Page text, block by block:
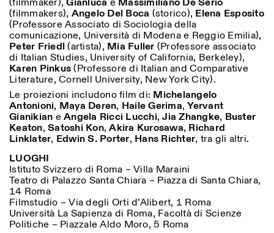
(filmmaker),Gianluca e Massimiliano De Serio
(filmmakers), Angelo Del Boca (storico), Elena Esposito
(Professore Associato di Sociologia della
comunicazione, Università di Modena e Reggio Emilia),
Peter Friedl(artista), Mia Fuller (Professore associato
di Italian Studies, University of California, Berkeley),
Karen Pinkus(Professore di Italian and Comparative
Literature, Cornell University, New York City).
Le proiezioni includono film di: Michelangelo
Antonioni, Maya Deren, Haile Gerima,Yervant
Gianikian e Angela Ricci Lucchi,Jia Zhangke, Buster
Keaton, Satoshi Kon,Akira Kurosawa, Richard
Linklater, Edwin S. Porter, Hans Richter, tra gli altri.
LUOGHI
Istituto Svizzero di Roma – Villa Maraini
Teatro di Palazzo Santa Chiara – Piazza di Santa Chiara,
14 Roma
Filmstudio – Via degli Orti d’Alibert, 1 Roma
Università La Sapienza di Roma, Facoltà di Scienze
Politiche – Piazzale Aldo Moro, 5 Roma